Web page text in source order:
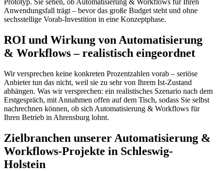
Prototyp. Sie sehen, ob Automatisierung & Workflows für Ihren
Anwendungsfall trägt – bevor das große Budget steht und ohne
sechsstellige Vorab-Investition in eine Konzeptphase.
ROI und Wirkung von Automatisierung
& Workflows – realistisch eingeordnet
Wir versprechen keine konkreten Prozentzahlen vorab – seriöse
Anbieter tun das nicht, weil sie zu sehr von Ihrem Ist-Zustand
abhängen. Was wir versprechen: ein realistisches Szenario nach dem
Erstgespräch, mit Annahmen offen auf dem Tisch, sodass Sie selbst
nachrechnen können, ob sich Automatisierung & Workflows für
Ihren Betrieb in Ahrensburg lohnt.
Zielbranchen unserer Automatisierung &
Workflows-Projekte in Schleswig-
Holstein